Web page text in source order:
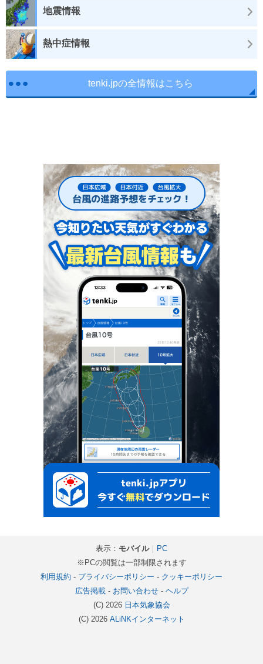
地震情報
熱中症情報
tenki.jpの全情報はこちら
表示： モバイル｜
PC
※PCの閲覧は一部制限されます
利用規約 - プライバシーポリシー - クッキーポリシー
広告掲載- お問い合わせ- ヘルプ
(C) 2026 日本気象協会
(C) 2026 ALiNKインターネット